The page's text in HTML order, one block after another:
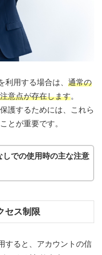
利用する場合は、 通常の
意点が存在します。
護するためには、これら
とが重要です。
しでの使用時の主な注意
セス制限
すると、アカウントの信